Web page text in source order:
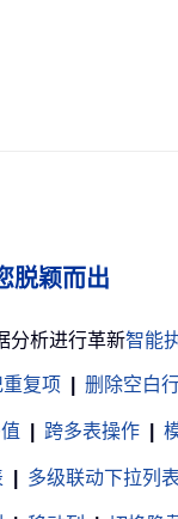
颖而出
分析进行革新智能
复项 删除空白
跨多表操作
多级联动下拉列表